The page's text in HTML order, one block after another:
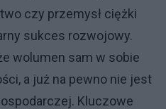
czy przemysł ciężki
sukces rozwojowy.
wolumen sam w sobie
a już na pewno nie jest
Kluczowe